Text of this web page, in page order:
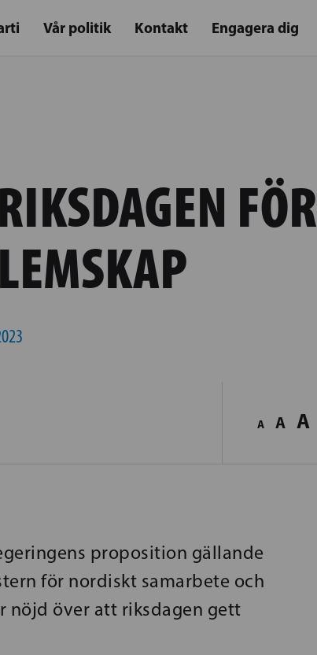
Vår politik Kontakt Engagera dig
FÖR
A A A
proposition gällande
för nordiskt samarbete och
nöjd över att riksdagen gett